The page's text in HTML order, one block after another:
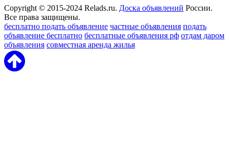
Copyright © 2015-2024 Relads.ru. Доска объявлений России.
Все права защищены.
бесплатно подать объявление частные объявления подать
объявление бесплатно бесплатные объявления рф отдам даром
объявления совместная аренда жилья